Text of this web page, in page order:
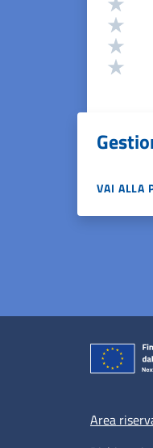
VAI ALLA
Area